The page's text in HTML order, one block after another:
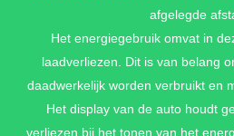
afgelegde
Het energiegebruik omvat in
laadverliezen. Dit is van belang
daadwerkelijk worden verbruikt en
Het display van de auto houdt
verliezen bij het tonen van het